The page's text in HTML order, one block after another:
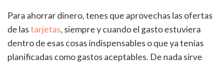
Para ahorrar dinero, tenes que aprovechas las ofertas
de lastarjetas, siempre y cuando el gasto estuviera
dentro de esas cosas indispensables o que ya tenías
planificadas como gastos aceptables. De nada sirve